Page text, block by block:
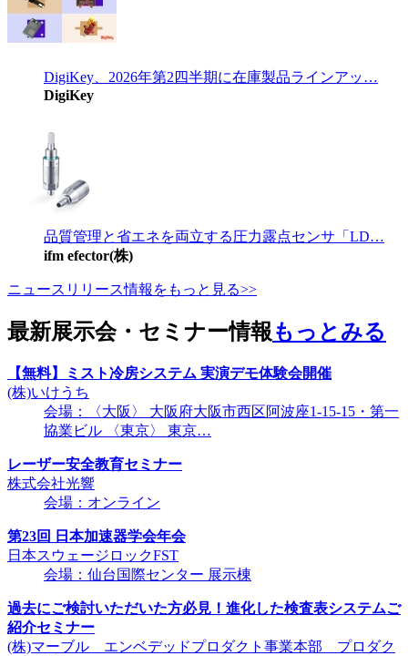
DigiKey、2026年第2四半期に在庫製品ラインアッ…
DigiKey
品質管理と省エネを両立する圧力露点センサ「LD…
ifm efector(株)
ニュースリリース情報をもっと見る>>
最新展示会・セミナー情報もっとみる
【無料】ミスト冷房システム 実演デモ体験会開催
(株)いけうち
会場：〈大阪〉 大阪府大阪市西区阿波座1-15-15・第一
協業ビル 〈東京〉 東京…
レーザー安全教育セミナー
株式会社光響
会場：オンライン
第23回 日本加速器学会年会
日本スウェージロックFST
会場：仙台国際センター 展示棟
過去にご検討いただいた方必見！進化した検査表システムご
紹介セミナー
(株)マーブル エンベデッドプロダクト事業本部 プロダク